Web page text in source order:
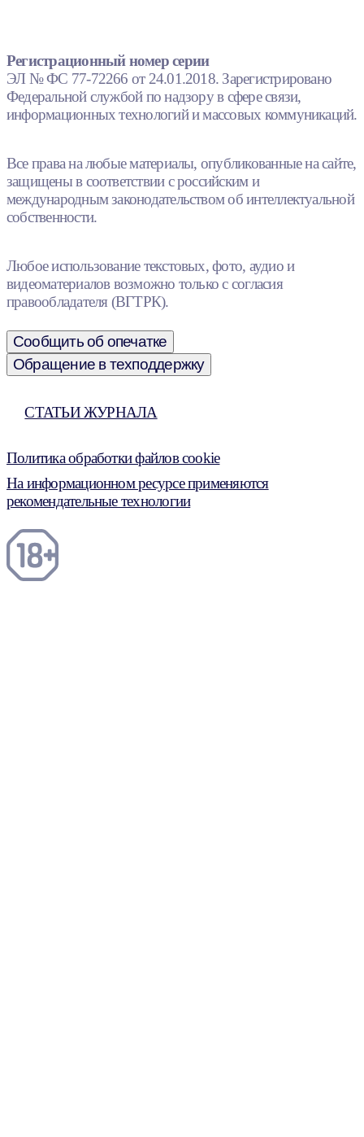
Регистрационный номер серии
ЭЛ № ФС 77-72266 от 24.01.2018. Зарегистрировано
Федеральной службой по надзору в сфере связи,
информационных технологий и массовых коммуникаций.
Все права на любые материалы, опубликованные на сайте,
защищены в соответствии с российским и
международным законодательством об интеллектуальной
собственности.
Любое использование текстовых, фото, аудио и
видеоматериалов возможно только с согласия
правообладателя (ВГТРК).
Сообщить об опечатке
Обращение в техподдержку
СТАТЬИ ЖУРНАЛА
Политика обработки файлов cookie
На информационном ресурсе применяются
рекомендательные технологии